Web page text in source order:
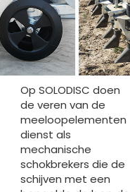
Op SOLODISC doen
de veren van de
meeloopelementen
dienst als
mechanische
schokbrekers die de
schijven met een